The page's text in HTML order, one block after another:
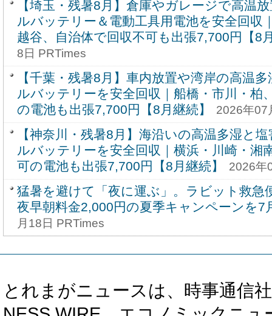
【埼玉・残暑8月】倉庫やガレージで高温
ルバッテリー＆電動工具用電池を安全回収
越谷、自治体で回収不可も出張7,700円【8
8日 PRTimes
【千葉・残暑8月】車内放置や湾岸の高温
ルバッテリーを安全回収｜船橋・市川・柏
の電池も出張7,700円【8月継続】
2026年07
【神奈川・残暑8月】海沿いの高温多湿と
ルバッテリーを安全回収｜横浜・川崎・湘
可の電池も出張7,700円【8月継続】
2026年
猛暑を避けて「夜に運ぶ」。ラビット救急
夜早朝料金2,000円の夏季キャンペーンを7
月18日 PRTimes
とれまがニュースは、時事通信